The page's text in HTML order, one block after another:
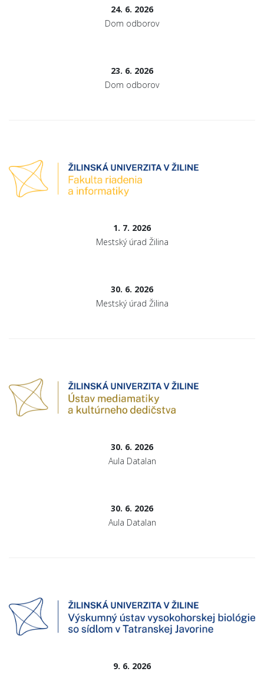
24. 6. 2026
Dom odborov
23. 6. 2026
Dom odborov
1. 7. 2026
Mestský úrad Žilina
30. 6. 2026
Mestský úrad Žilina
30. 6. 2026
Aula Datalan
30. 6. 2026
Aula Datalan
9. 6. 2026